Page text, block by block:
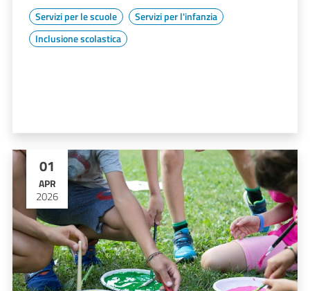
Servizi per le scuole
Servizi per l'infanzia
Inclusione scolastica
01
APR
2026